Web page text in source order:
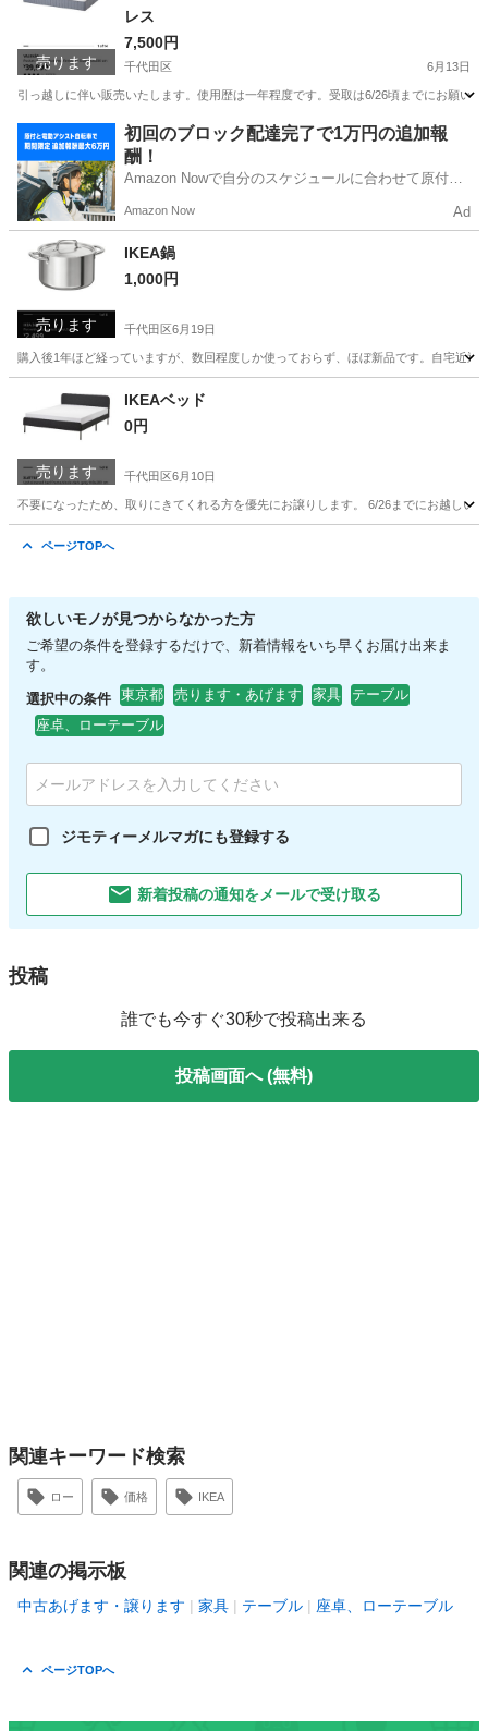
売ります
レス
7,500円
千代田区 6月13日
引っ越しに伴い販売いたします。使用歴は一年程度です。受取は6/26頃までにお願いし
寝具 IKEA
初回のブロック配達完了で1万円の追加報
酬！
Amazon Nowで自分のスケジュールに合わせて原付や
う！
Amazon Now Ad
売ります
IKEA鍋
1,000円
千代田区6月19日
購入後1年ほど経っていますが、数回程度しか使っておらず、ほぼ新品です。自宅近辺
千代田区 調理器具
売ります
IKEAベッド
0円
千代田区6月10日
不要になったため、取りにきてくれる方を優先にお譲りします。 6/26までにお越しい
ページTOPへ
欲しいモノが見つからなかった方
ご希望の条件を登録するだけで、新着情報をいち早くお届け出来ま
す。
選択中の条件 東京都 売ります・あげます 家具
テーブル
座卓、ローテーブル
ジモティーメルマガにも登録する
新着投稿の通知をメールで受け取る
投稿
誰でも今すぐ30秒で投稿出来る
投稿画面へ (無料)
関連キーワード検索
ロー 価格 IKEA
関連の掲示板
中古あげます・譲ります 家具 テーブル 座卓、ローテーブル
ページTOPへ